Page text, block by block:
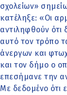
σχολείων»
κατέληξε: «Οι
αντιληφθούν ότι
αυτό τον τρόπο
άνεργων και
και τον δήμο ο
επεσήμανε την
Με δεδομένο ότι